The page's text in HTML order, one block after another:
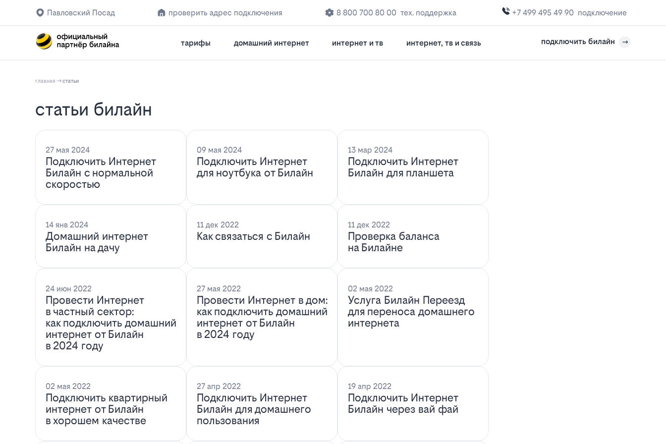
Павловский Посад проверить адрес подключения 8 800 700 80 00 тех. поддержка +7 499 495 49 90 подключение
тарифы домашний интернет интернет и тв интернет, тв и связь подключить билайн
главная статьи
статьи билайн
27 мая 2024
Подключить Интернет
Билайн с нормальной
скоростью
09 мая 2024
Подключить Интернет
для ноутбука от Билайн
13 мар 2024
Подключить Интернет
Билайн для планшета
14 янв 2024
Домашний интернет
Билайн на дачу
11 дек 2022
Как связаться с Билайн
11 дек 2022
Проверка баланса
на Билайне
24 июн 2022
Провести Интернет
в частный сектор:
как подключить домашний
интернет от Билайн
в 2024 году
27 мая 2022
Провести Интернет в дом:
как подключить домашний
интернет от Билайн
в 2024 году
02 мая 2022
Услуга Билайн Переезд
для переноса домашнего
интернета
02 мая 2022
Подключить квартирный
интернет от Билайн
в хорошем качестве
27 апр 2022
Подключить Интернет
Билайн для домашнего
пользования
19 апр 2022
Подключить Интернет
Билайн через вай фай